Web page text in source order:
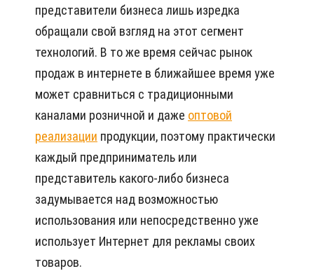
представители бизнеса лишь изредка
обращали свой взгляд на этот сегмент
технологий. В то же время сейчас рынок
продаж в интернете в ближайшее время уже
может сравниться с традиционными
каналами розничной и даже оптовой
реализации продукции, поэтому практически
каждый предприниматель или
представитель какого-либо бизнеса
задумывается над возможностью
использования или непосредственно уже
использует Интернет для рекламы своих
товаров.